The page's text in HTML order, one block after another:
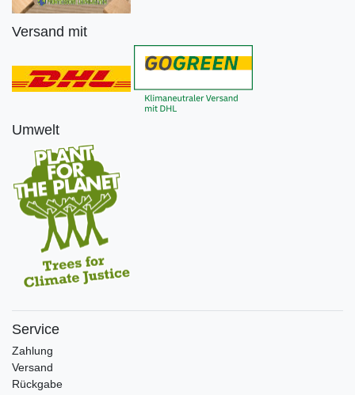
Versand mit
Umwelt
Service
Zahlung
Versand
Rückgabe